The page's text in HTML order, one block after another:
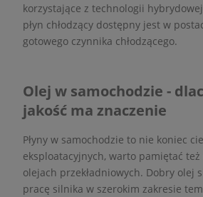
korzystające z technologii
płyn chłodzący dostępny jest w
gotowego czynnika chłodzącego.
Olej w samochodzie -
jakość ma znaczenie
Płyny w samochodzie to nie koniec
eksploatacyjnych, warto pamiętać też
olejach przekładniowych. Dobry olej
pracę silnika w szerokim zakresie